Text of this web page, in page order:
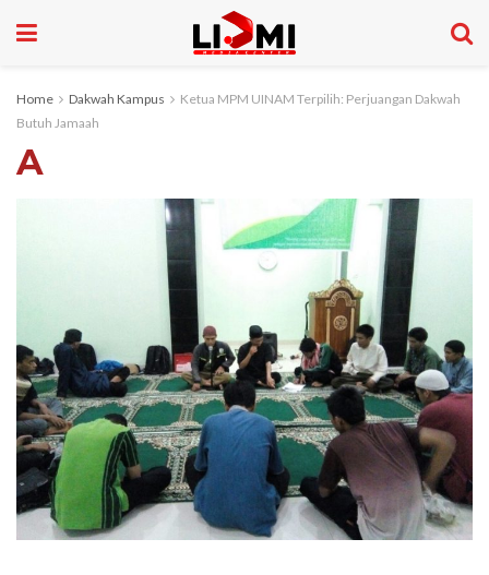
Home Dakwah Kampus
Ketua MPM UINAM Terpilih: Perjuangan Dakwah
Butuh Jamaah
A